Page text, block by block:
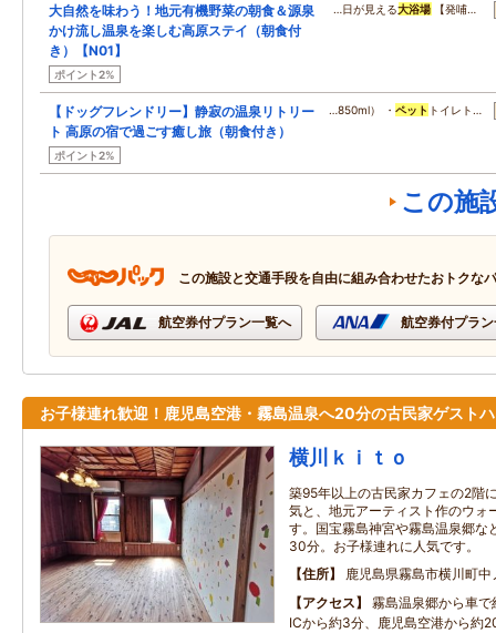
大自然を味わう！地元有機野菜の朝食＆源泉
かけ流し温泉を楽しむ高原ステイ（朝食付
き）【N01】
ポイント2%
…日が見える大浴場 【発哺…
【ドッグフレンドリー】静寂の温泉リトリー
ト 高原の宿で過ごす癒し旅（朝食付き）
ポイント2%
…850ml） ・ ペット トイレト…
この施
この施設と交通手段を自由に組み合わせたおトクな
航空券付プラン一覧へ 航空券付プラ
お子様連れ歓迎！鹿児島空港・霧島温泉へ20分の古民家ゲスト
横川ｋｉｔｏ
築95年以上の古民家カフェの2階
気と、地元アーティスト作のウォ
す。国宝霧島神宮や霧島温泉郷な
30分。お子様連れに人気です。
住所
鹿児島県霧島市横川町中
アクセス
霧島温泉郷から車
ICから約3分、鹿児島空港から約